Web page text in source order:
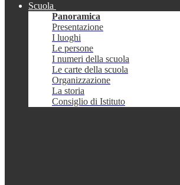
Scuola
Panoramica
Presentazione
I luoghi
Le persone
I numeri della scuola
Le carte della scuola
Organizzazione
La storia
Consiglio di Istituto